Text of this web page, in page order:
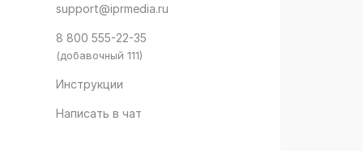
support@iprmedia.ru
8 800 555-22-35
(добавочный 111)
Инструкции
Написать в чат